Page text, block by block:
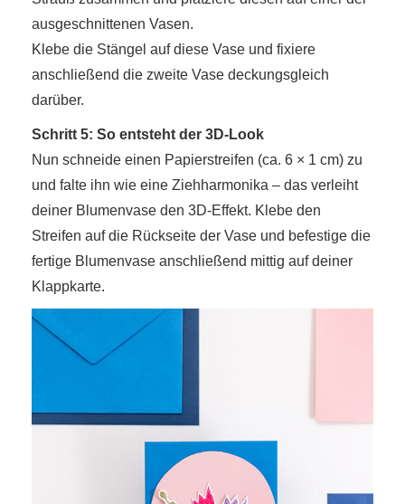
ausgeschnittenen Vasen.
Klebe die Stängel auf diese Vase und fixiere
anschließend die zweite Vase deckungsgleich
darüber.
Schritt 5: So entsteht der 3D-Look
Nun schneide einen Papierstreifen (ca. 6 × 1 cm) zu
und falte ihn wie eine Ziehharmonika – das verleiht
deiner Blumenvase den 3D-Effekt. Klebe den
Streifen auf die Rückseite der Vase und befestige die
fertige Blumenvase anschließend mittig auf deiner
Klappkarte.